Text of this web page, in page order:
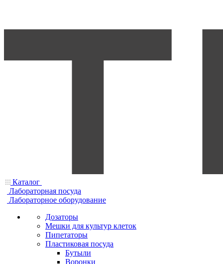
Каталог
Лабораторная посуда
Лабораторное оборудование
Дозаторы
Мешки для культур клеток
Пипетаторы
Пластиковая посуда
Бутыли
Воронки